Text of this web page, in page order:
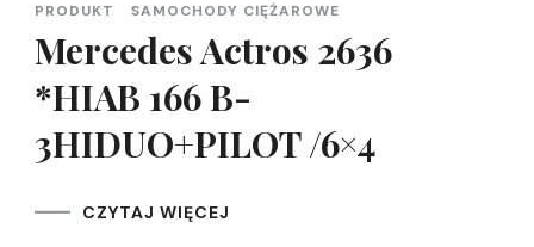
PRODUKT SAMOCHODY CIĘŻAROWE
Mercedes Actros 2636
*HIAB 166 B-
3HIDUO+PILOT /6×4
CZYTAJ WIĘCEJ